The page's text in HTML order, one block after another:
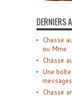
DERNIERS
Chasse
ou Mme
Chasse
Une
Chasse